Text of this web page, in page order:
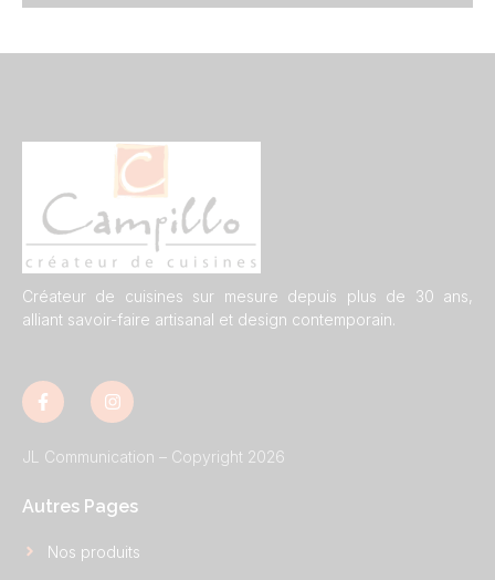
Créateur de cuisines sur mesure depuis plus de 30 ans,
alliant savoir-faire artisanal et design contemporain.
JL Communication – Copyright 2026
Autres Pages
Nos produits